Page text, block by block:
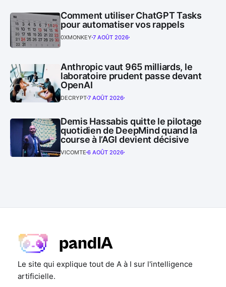
Comment utiliser ChatGPT Tasks
pour automatiser vos rappels
0XMONKEY 7 AOÛT 2026
Anthropic vaut 965 milliards, le
laboratoire prudent passe devant
OpenAI
DECRYPT7 AOÛT 2026
Demis Hassabis quitte le pilotage
quotidien de DeepMind quand la
course à l’AGI devient décisive
VICOMTE 6 AOÛT 2026
Le site qui explique tout de A à I sur l'intelligence
artificielle.